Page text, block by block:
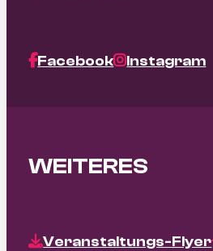
Facebook Instagram
WEITERES
Veranstaltungs-Flyer